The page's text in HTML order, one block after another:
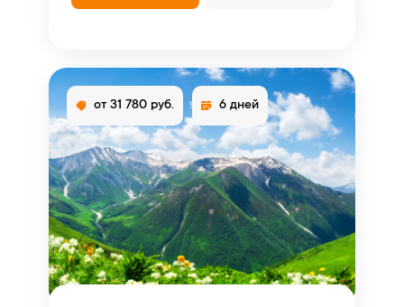
от 31 780 руб. 6 дней